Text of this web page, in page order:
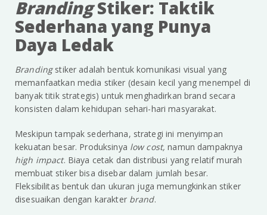
BrandingStiker: Taktik
Sederhana yang Punya
Daya Ledak
Branding stiker adalah bentuk komunikasi visual yang
memanfaatkan media stiker (desain kecil yang menempel di
banyak titik strategis) untuk menghadirkan brand secara
konsisten dalam kehidupan sehari-hari masyarakat.
Meskipun tampak sederhana, strategi ini menyimpan
kekuatan besar. Produksinya low cost,namun dampaknya
high impact. Biaya cetak dan distribusi yang relatif murah
membuat stiker bisa disebar dalam jumlah besar.
Fleksibilitas bentuk dan ukuran juga memungkinkan stiker
disesuaikan dengan karakter brand.